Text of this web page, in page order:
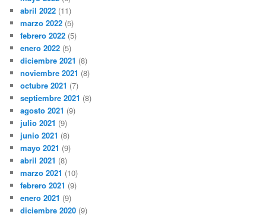
abril 2022 (11)
marzo 2022 (5)
febrero 2022 (5)
enero 2022 (5)
diciembre 2021 (8)
noviembre 2021 (8)
octubre 2021 (7)
septiembre 2021 (8)
agosto 2021 (9)
julio 2021 (9)
junio 2021 (8)
mayo 2021 (9)
abril 2021 (8)
marzo 2021 (10)
febrero 2021 (9)
enero 2021 (9)
diciembre 2020 (9)